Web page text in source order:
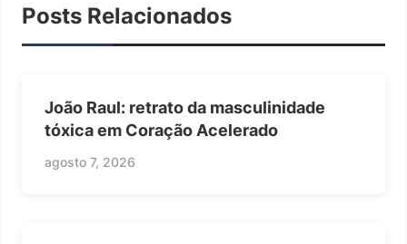
Posts Relacionados
João Raul: retrato da masculinidade
tóxica em Coração Acelerado
agosto 7, 2026